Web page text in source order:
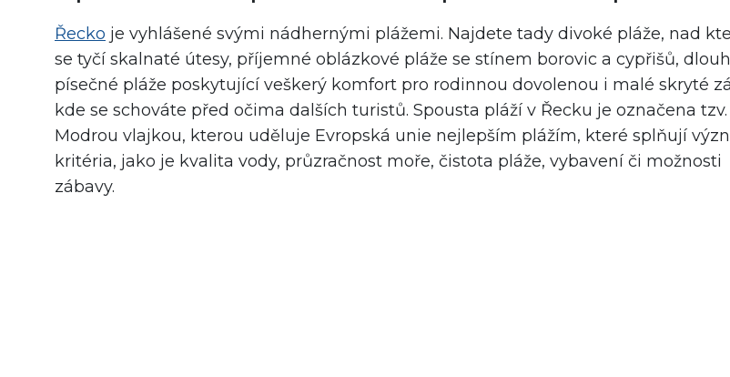
Řecko je vyhlášené svými nádhernými plážemi. Najdete tady divoké pláže, nad
se tyčí skalnaté útesy, příjemné oblázkové pláže se stínem borovic a cypřišů,
písečné pláže poskytující veškerý komfort pro rodinnou dovolenou i malé skryté
kde se schováte před očima dalších turistů. Spousta pláží v Řecku je označena tzv.
Modrou vlajkou, kterou uděluje Evropská unie nejlepším plážím, které splňují
kritéria, jako je kvalita vody, průzračnost moře, čistota pláže, vybavení či možnosti
zábavy.